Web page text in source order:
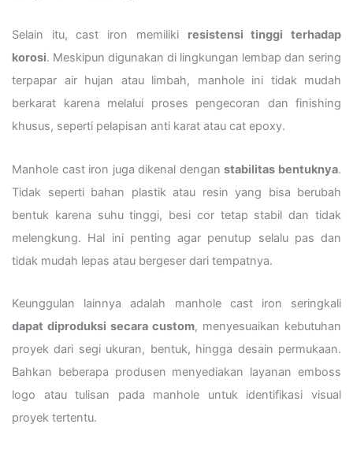
Selain itu, cast iron memiliki resistensi tinggi terhadap
korosi. Meskipun digunakan di lingkungan lembap dan sering
terpapar air hujan atau limbah, manhole ini tidak mudah
berkarat karena melalui proses pengecoran dan finishing
khusus, seperti pelapisan anti karat atau cat epoxy.
Manhole cast iron juga dikenal denganstabilitas bentuknya.
Tidak seperti bahan plastik atau resin yang bisa berubah
bentuk karena suhu tinggi, besi cor tetap stabil dan tidak
melengkung. Hal ini penting agar penutup selalu pas dan
tidak mudah lepas atau bergeser dari tempatnya.
Keunggulan lainnya adalah manhole cast iron seringkali
dapat diproduksi secara custom, menyesuaikan kebutuhan
proyek dari segi ukuran, bentuk, hingga desain permukaan.
Bahkan beberapa produsen menyediakan layanan emboss
logo atau tulisan pada manhole untuk identifikasi visual
proyek tertentu.